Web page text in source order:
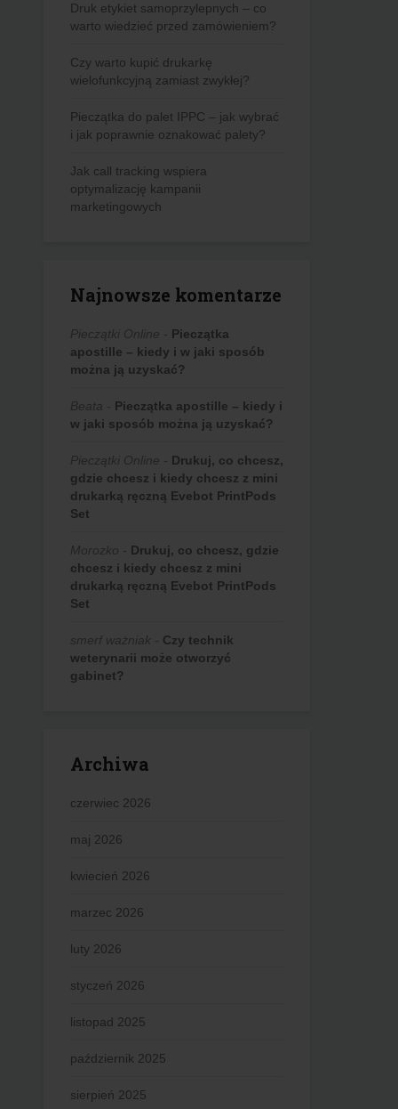
Druk etykiet samoprzylepnych – co
warto wiedzieć przed zamówieniem?
Czy warto kupić drukarkę
wielofunkcyjną zamiast zwykłej?
Pieczątka do palet IPPC – jak wybrać
i jak poprawnie oznakować palety?
Jak call tracking wspiera
optymalizację kampanii
marketingowych
Najnowsze komentarze
Pieczątki Online - Pieczątka
apostille – kiedy i w jaki sposób
można ją uzyskać?
Beata - Pieczątka apostille – kiedy i
w jaki sposób można ją uzyskać?
Pieczątki Online - Drukuj, co chcesz,
gdzie chcesz i kiedy chcesz z mini
drukarką ręczną Evebot PrintPods
Set
Morozko - Drukuj, co chcesz, gdzie
chcesz i kiedy chcesz z mini
drukarką ręczną Evebot PrintPods
Set
smerf ważniak - Czy technik
weterynarii może otworzyć
gabinet?
Archiwa
czerwiec 2026
maj 2026
kwiecień 2026
marzec 2026
luty 2026
styczeń 2026
listopad 2025
październik 2025
sierpień 2025